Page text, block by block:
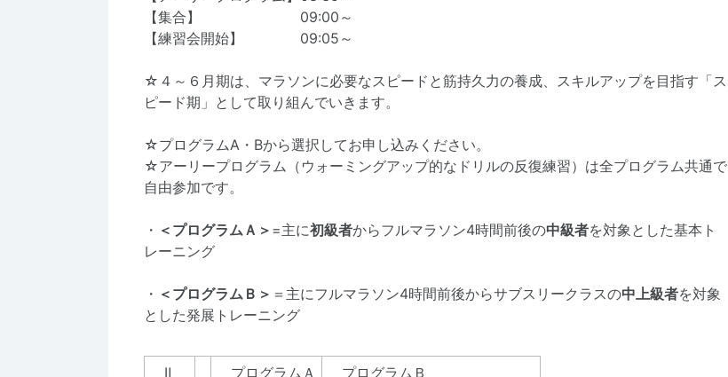
【集合】 09:00～
【練習会開始】 09:05～
☆４～６月期は、マラソンに必要なスピードと筋持久力の養成、スキルアップを目指す「ス
ピード期」として取り組んでいきます。
☆プログラムA・Bから選択してお申し込みください。
☆アーリープログラム（ウォーミングアップ的なドリルの反復練習）は全プログラム共通で
自由参加です。
・ ＜プログラムＡ＞ =主に初級者からフルマラソン4時間前後の中級者を対象とした基本ト
レーニング
・ ＜プログラムＢ＞ ＝主にフルマラソン4時間前後からサブスリークラスの中上級者を対象
とした発展トレーニング
Ⅱ プログラムＡ プログラムＢ